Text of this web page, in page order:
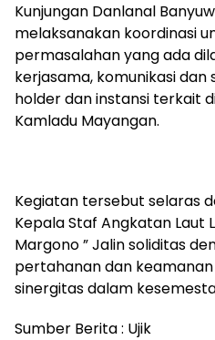
Kunjungan Danlanal
melaksanakan koordinasi
permasalahan yang ada
kerjasama, komunikasi
holder dan instansi terkait
Kamladu Mayangan.
Kegiatan tersebut selaras
Kepala Staf Angkatan Laut
Margono ” Jalin soliditas
pertahanan dan
sinergitas dalam
Sumber Berita : Ujik